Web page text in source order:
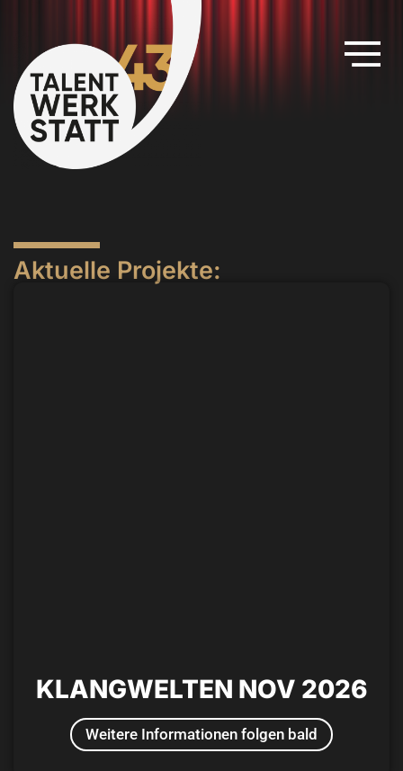
Aktuelle Projekte:
KLANGWELTEN NOV 2026
Weitere Informationen folgen bald